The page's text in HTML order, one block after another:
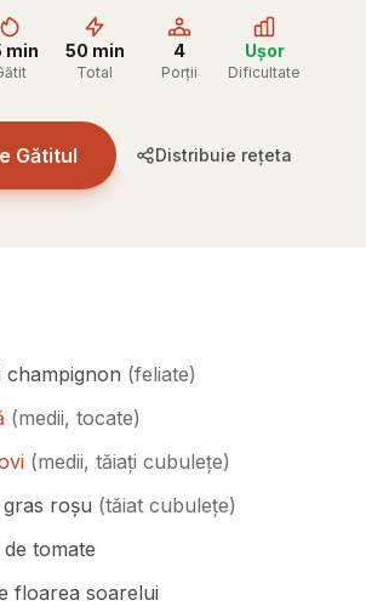
min 50 min
Total
4
Porții
Ușor
Dificultate
Gătitul Distribuie rețeta
champignon (feliate)
(medii, tocate)
(medii, tăiați cubulețe)
roșu (tăiat cubulețe)
de tomate
floarea soarelui